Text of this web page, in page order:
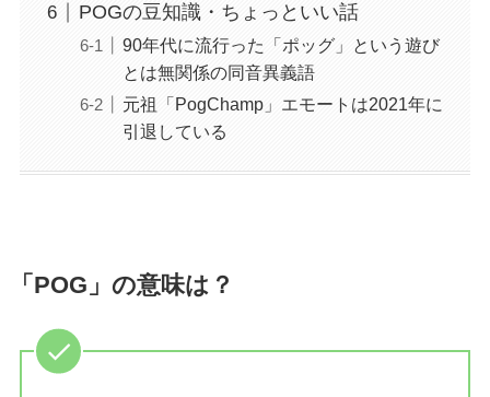
POGの豆知識・ちょっといい話
90年代に流行った「ポッグ」という遊び
とは無関係の同音異義語
元祖「PogChamp」エモートは2021年に
引退している
「POG」の意味は？